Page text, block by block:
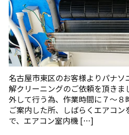
名古屋市東区のお客様よりパナ
解クリーニングのご依頼を頂きま
外して行う為、作業時間に７～８
ご案内した所、しばらくエアコン
で、エアコン室内機 […]